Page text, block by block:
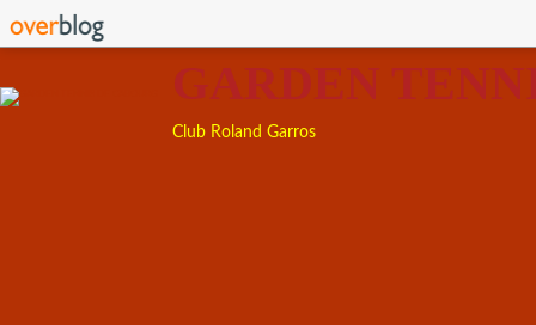
GARDEN
Club Roland Garros